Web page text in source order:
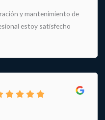
y mantenimiento de
estoy satisfecho